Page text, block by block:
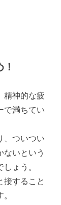
精神的な疲
で満ちてい
、ついつい
ないという
ょう。
接すること